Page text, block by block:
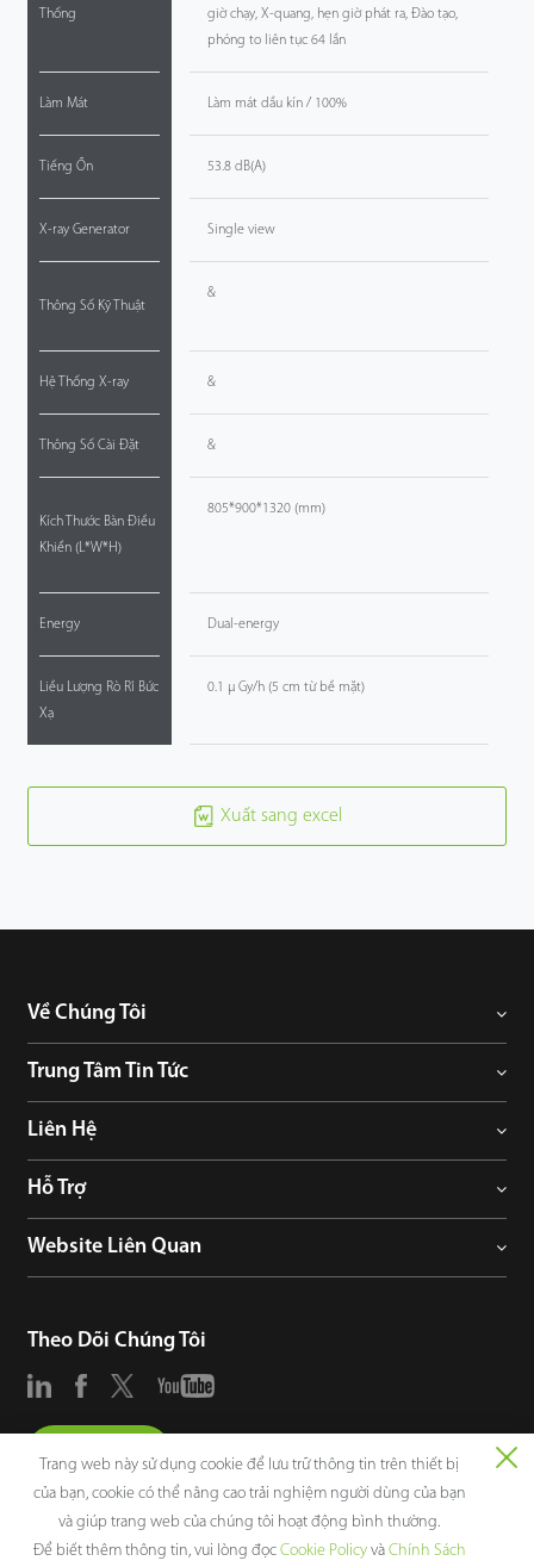
Thống
Làm Mát
Tiếng Ồn
X-ray Generator
Thông Số Kỹ Thuật
Hệ Thống X-ray
Thông Số Cài Đặt
Kích Thước Bàn Điều
Khiển (L*W*H)
Energy
Liều Lượng Rò Rỉ Bức
Xạ
giờ chạy, X-quang, hẹn giờ phát ra, Đào tạo,
phóng to liên tục 64 lần
Làm mát dầu kín / 100%
53.8 dB(A)
Single view
&
&
&
805*900*1320 (mm)
Dual-energy
0.1 μ Gy/h (5 cm từ bề mặt)
Xuất sang excel
Về Chúng Tôi
Trung Tâm Tin Tức
Liên Hệ
Hỗ Trợ
Website Liên Quan
Theo Dõi Chúng Tôi
Trang web này sử dụng cookie để lưu trữ thông tin trên thiết bị
của bạn, cookie có thể nâng cao trải nghiệm người dùng của bạn
và giúp trang web của chúng tôi hoạt động bình thường.
Để biết thêm thông tin, vui lòng đọc Cookie Policyvà Chính Sách